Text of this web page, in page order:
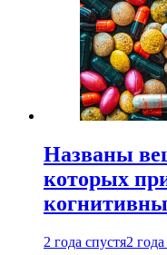
Названы
которых
2 года спустя2